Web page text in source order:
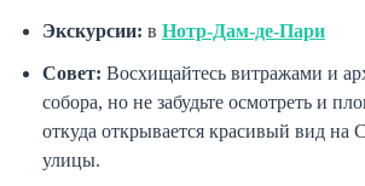
Экскурсии: в Нотр-Дам-де-Пари
Совет: Восхищайтесь витражами и
собора, но не забудьте осмотреть и
откуда открывается красивый вид на
улицы.